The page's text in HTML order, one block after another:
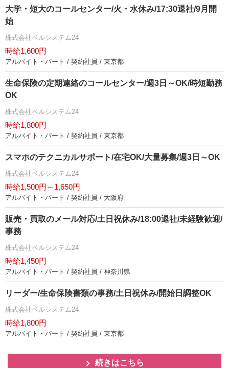
大学・短大のコールセンター/火・水休み/17:30退社/9月開
始
株式会社ベルシステム24
時給1,600円
アルバイト・パート / 契約社員 / 東京都
生命保険の定期連絡のコールセンター/週3日～OK/時短勤務
OK
株式会社ベルシステム24
時給1,800円
アルバイト・パート / 契約社員 / 東京都
スマホのテクニカルサポート/在宅OK/大量募集/週3日～OK
株式会社ベルシステム24
時給1,500円～1,650円
アルバイト・パート / 契約社員 / 大阪府
販売・買取のメール対応/土日祝休み/18:00退社/未経験歓迎/
事務
株式会社ベルシステム24
時給1,450円
アルバイト・パート / 契約社員 / 神奈川県
リーダー/生命保険書類の事務/土日祝休み/開始日調整OK
株式会社ベルシステム24
時給1,800円
アルバイト・パート / 契約社員 / 東京都
続きはこちら